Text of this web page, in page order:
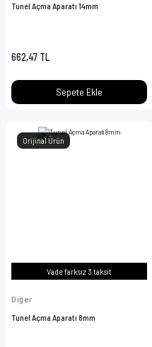
Tunel Açma Aparatı 14mm
662,47 TL
Sepete Ekle
Orijinal Ürün
Vade farksız 3 taksit
Diğer
Tunel Açma Aparatı 8mm